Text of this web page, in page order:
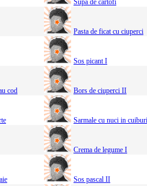
Pasta de ficat cu ciuperci
Sos picant I
cod Bors de ciuperci II
Sarmale cu nuci in cuiburi
Crema de legume I
Sos pascal II